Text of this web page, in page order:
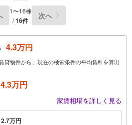
1〜16棟
/16件 次へ
4.3万円
貸物件から、現在の検索条件の平均賃料を算出
4.3万円
家賃相場を詳しく見る
2.7万円